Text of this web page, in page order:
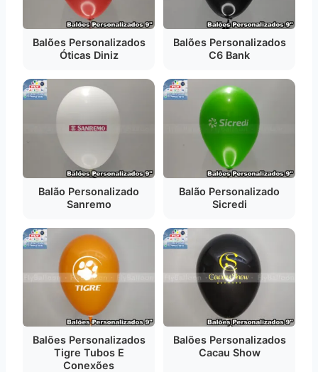
Balões Personalizados
Óticas Diniz
Balões Personalizados
C6 Bank
Balão Personalizado
Sanremo
Balão Personalizado
Sicredi
Balões Personalizados
Tigre Tubos E
Conexões
Balões Personalizados
Cacau Show